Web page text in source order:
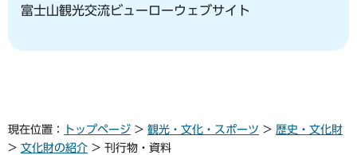
富士山観光交流ビューローウェブサイト
現在位置： トップページ > 観光・文化・スポーツ > 歴史・文化財
> 文化財の紹介 > 刊行物・資料